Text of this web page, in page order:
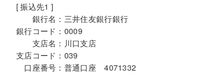
[ 振込先1 ]
銀行名： 三井住友銀行銀行
銀行コード： 0009
支店名： 川口支店
支店コード： 039
口座番号： 普通口座 4071332